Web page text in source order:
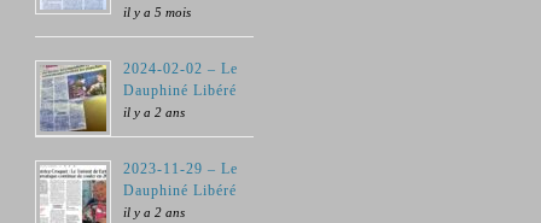
il y a 5 mois
2024-02-02 – Le
Dauphiné Libéré
il y a 2 ans
2023-11-29 – Le
Dauphiné Libéré
il y a 2 ans